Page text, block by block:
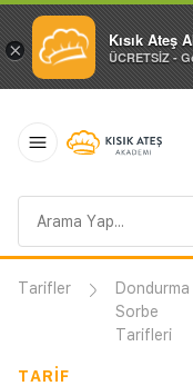
× Kısık Ateş
ÜCRETSİZ -
sorgusu
Tarifler
Dondurma
Sorbe
Tarifleri
TARIF